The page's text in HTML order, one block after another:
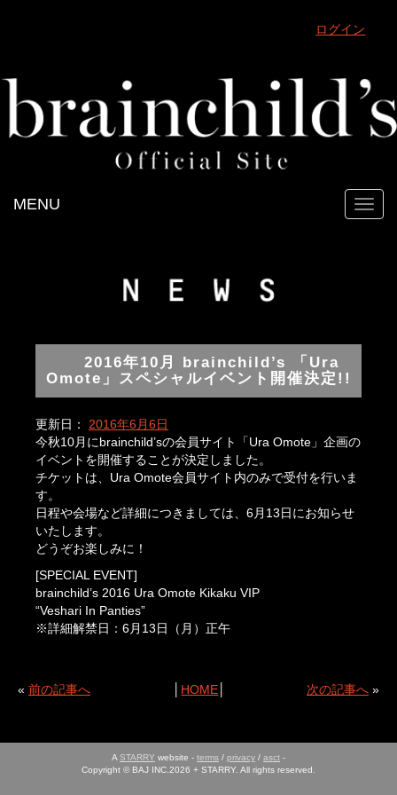
ログイン
MENU
2016年10月 brainchild’s 「Ura
Omote」スペシャルイベント開催決定!!
更新日：
2016年6月6日
今秋10月にbrainchild’sの会員サイト「Ura Omote」企画の
イベントを開催することが決定しました。
チケットは、Ura Omote会員サイト内のみで受付を行いま
す。
日程や会場など詳細につきましては、6月13日にお知らせ
いたします。
どうぞお楽しみに！
[SPECIAL EVENT]
brainchild’s 2016 Ura Omote Kikaku VIP
“Veshari In Panties”
※詳細解禁日：6月13日（月）正午
« 前の記事へ HOME 次の記事へ »
A STARRY website - terms / privacy / asct -
Copyright © BAJ INC.2026 + STARRY. All rights reserved.